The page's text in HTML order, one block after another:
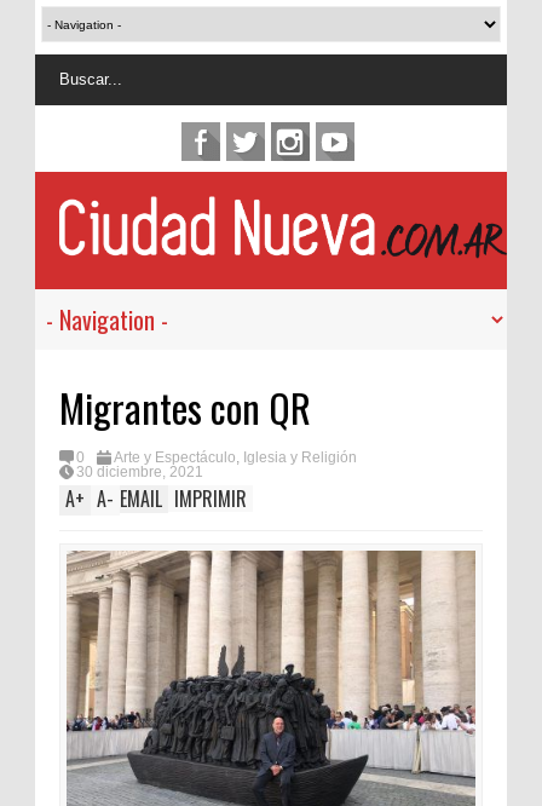
Migrantes con QR
0 Arte y Espectáculo, Iglesia y Religión
30 diciembre, 2021
A+ A- EMAIL IMPRIMIR